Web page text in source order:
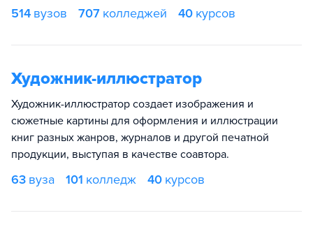
514 вузов 707 колледжей 40 курсов
Художник-иллюстратор
Художник-иллюстратор создает изображения и
сюжетные картины для оформления и иллюстрации
книг разных жанров, журналов и другой печатной
продукции, выступая в качестве соавтора.
63 вуза 101 колледж 40 курсов